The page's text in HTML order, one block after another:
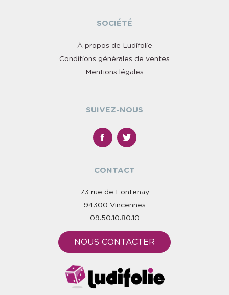
SOCIÉTÉ
À propos de Ludifolie
Conditions générales de ventes
Mentions légales
SUIVEZ-NOUS
CONTACT
73 rue de Fontenay
94300 Vincennes
09.50.10.80.10
NOUS CONTACTER